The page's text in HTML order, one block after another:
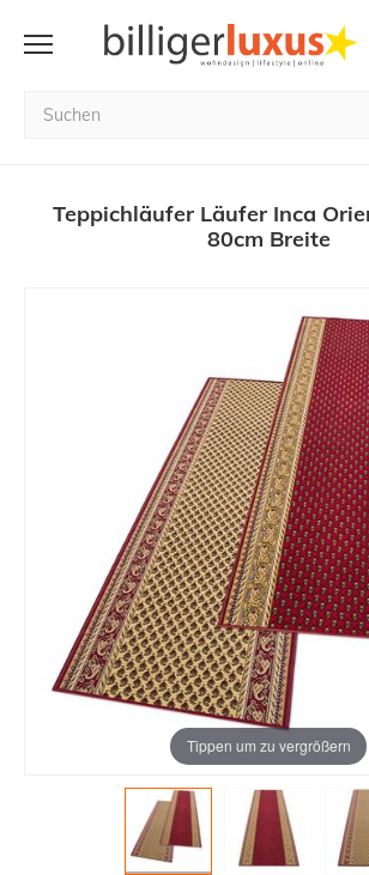
Teppichläufer Läufer Inca
80cm Breite
Tippen um zu vergrößern